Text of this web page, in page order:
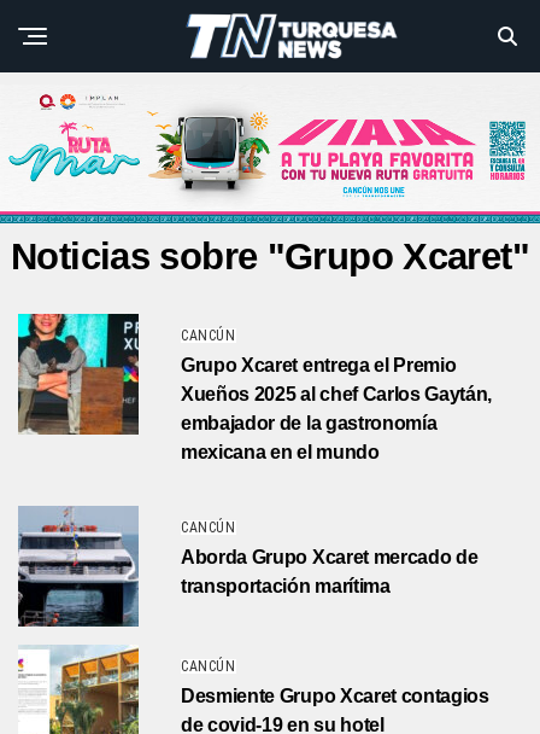
Noticias sobre "Grupo Xcaret"
CANCÚN
Grupo Xcaret entrega el Premio
Xueños 2025 al chef Carlos Gaytán,
embajador de la gastronomía
mexicana en el mundo
CANCÚN
Aborda Grupo Xcaret mercado de
transportación marítima
CANCÚN
Desmiente Grupo Xcaret contagios
de covid-19 en su hotel